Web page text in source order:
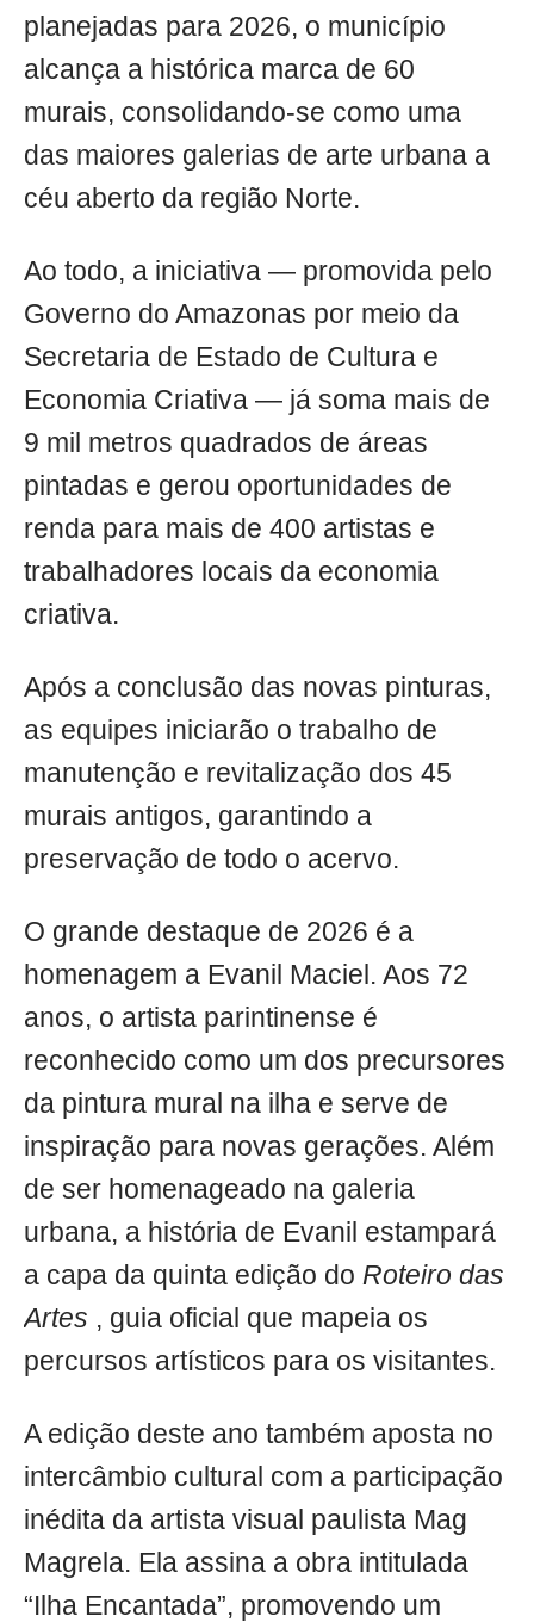
planejadas para 2026, o município
alcança a histórica marca de 60
murais, consolidando-se como uma
das maiores galerias de arte urbana a
céu aberto da região Norte.
Ao todo, a iniciativa — promovida pelo
Governo do Amazonas por meio da
Secretaria de Estado de Cultura e
Economia Criativa — já soma mais de
9 mil metros quadrados de áreas
pintadas e gerou oportunidades de
renda para mais de 400 artistas e
trabalhadores locais da economia
criativa.
Após a conclusão das novas pinturas,
as equipes iniciarão o trabalho de
manutenção e revitalização dos 45
murais antigos, garantindo a
preservação de todo o acervo.
O grande destaque de 2026 é a
homenagem a Evanil Maciel. Aos 72
anos, o artista parintinense é
reconhecido como um dos precursores
da pintura mural na ilha e serve de
inspiração para novas gerações. Além
de ser homenageado na galeria
urbana, a história de Evanil estampará
a capa da quinta edição do Roteiro das
Artes , guia oficial que mapeia os
percursos artísticos para os visitantes.
A edição deste ano também aposta no
intercâmbio cultural com a participação
inédita da artista visual paulista Mag
Magrela. Ela assina a obra intitulada
“Ilha Encantada”, promovendo um